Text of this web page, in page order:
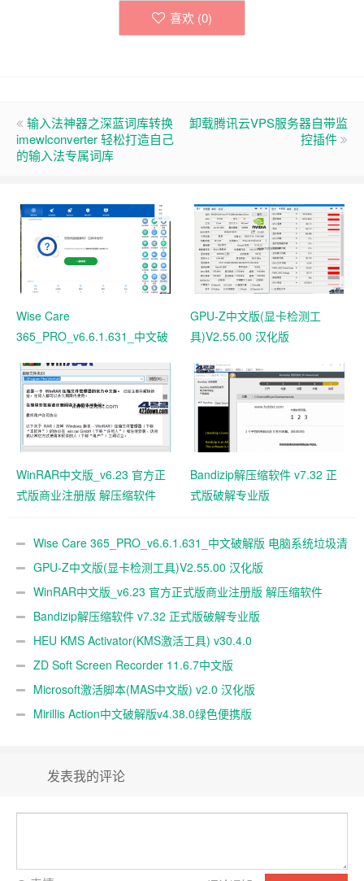
喜欢 (0)
输入法神器之深蓝词库转换
imewlconverter 轻松打造自己
的输入法专属词库
卸载腾讯云VPS服务器自带监
控插件
Wise Care
365_PRO_v6.6.1.631_中文破
GPU-Z中文版(显卡检测工
具)V2.55.00 汉化版
WinRAR中文版_v6.23 官方正
式版商业注册版 解压缩软件
Bandizip解压缩软件 v7.32 正
式版破解专业版
Wise Care 365_PRO_v6.6.1.631_中文破解版 电脑系统垃圾清
理软件GPU-Z中文版(显卡检测工具)V2.55.00 汉化版
WinRAR中文版_v6.23 官方正式版商业注册版 解压缩软件
Bandizip解压缩软件 v7.32 正式版破解专业版
HEU KMS Activator(KMS激活工具) v30.4.0
ZD Soft Screen Recorder 11.6.7中文版
Microsoft激活脚本(MAS中文版) v2.0 汉化版
Mirillis Action中文破解版v4.38.0绿色便携版
发表我的评论